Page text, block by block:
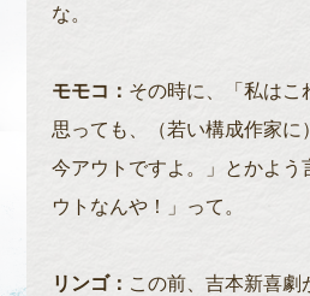
な。
モモコ： その時に、「私はこ
思っても、（若い構成作家に
今アウトですよ。」とかよう
ウトなんや！」って。
リンゴ： この前、吉本新喜劇